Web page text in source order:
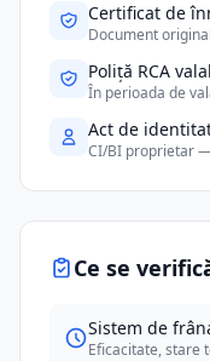
Certificat de
Document original
Poliță RCA
În perioada de
Act de
CI/BI proprietar
Ce se
Sistem de
Eficacitate, stare